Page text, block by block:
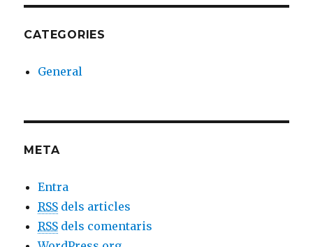
CATEGORIES
General
META
Entra
RSS dels articles
RSS dels comentaris